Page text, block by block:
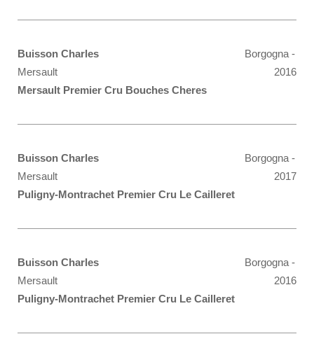
Buisson Charles
Borgogna -
Mersault
2016
Mersault Premier Cru Bouches Cheres
Buisson Charles
Borgogna -
Mersault
2017
Puligny-Montrachet Premier Cru Le Cailleret
Buisson Charles
Borgogna -
Mersault
2016
Puligny-Montrachet Premier Cru Le Cailleret